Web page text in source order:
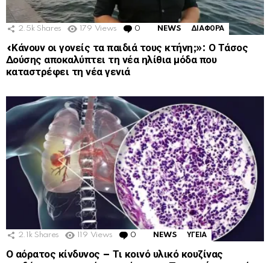
2.5k Shares 179 Views 0 Comments
NEWS ΔΙΑΦΟΡΑ
«Κάνουν οι γονείς τα παιδιά τους κτήνη;»: Ο Τάσος
Δούσης αποκαλύπτει τη νέα ηλίθια μόδα που
καταστρέφει τη νέα γενιά
2.1k Shares 119 Views 0 Comments
NEWS ΥΓΕΙΑ
Ο αόρατος κίνδυνος – Τι κοινό υλικό κουζίνας